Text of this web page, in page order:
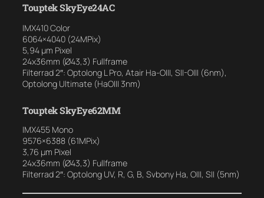
Touptek SkyEye24AC
IMX410 Color
6064×4040 (24MPix)
5,94 µm Pixel
24x36mm (Ø43,3) Fullframe
Filterrad 2″: Optolong L Pro, Atair Ha-OIII, SII-OIII (6nm),
Optolong Ultimate (HaOIII 3nm)
Touptek SkyEye62MM
IMX455 Mono
9576×6388 (61MPix)
3,76 µm Pixel
24x36mm (Ø43,3) Fullframe
Filterrad 2″: Optolong UV, R, G, B, Svbony Ha, OIII, SII (5nm)